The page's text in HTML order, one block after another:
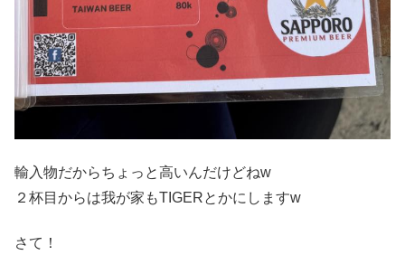
輸入物だからちょっと高いんだけどねw
２杯目からは我が家もTIGERとかにしますw
さて！